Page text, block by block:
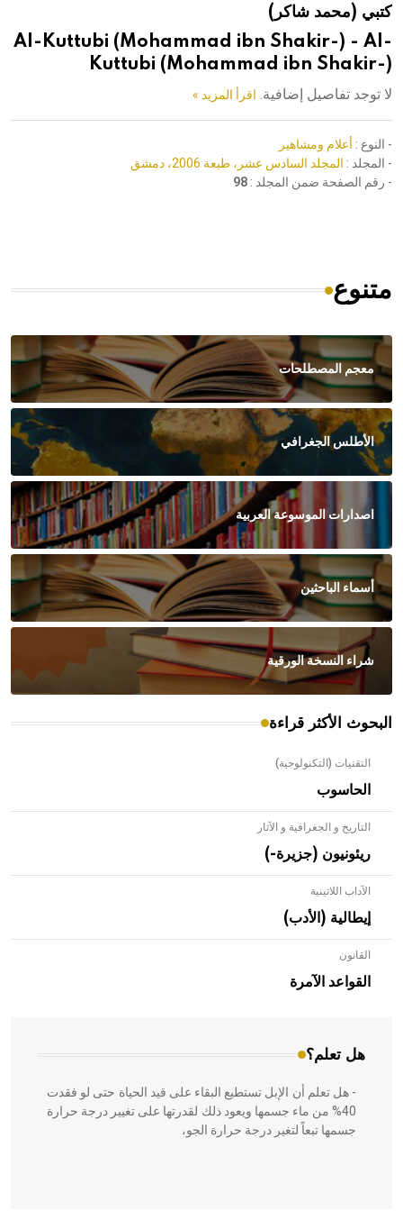
هيئة الموسوعة العربية تطلق موسوعات جديدة في عام 2026كتبي (محمد شاكر)
Al-Kuttubi (Mohammad ibn Shakir-) - Al-
Kuttubi (Mohammad ibn Shakir-)
لا توجد تفاصيل إضافية. اقرأ المزيد »
- النوع : أعلام ومشاهير
- المجلد : المجلد السادس عشر، طبعة 2006، دمشق
- رقم الصفحة ضمن المجلد : 98
متنوع
معجم المصطلحات
الأطلس الجغرافي
اصدارات الموسوعة العربية
أسماء الباحثين
شراء النسخة الورقية
البحوث الأكثر قراءة
التقنيات (التكنولوجية)
الحاسوب
التاريخ و الجغرافية و الآثار
ريئونيون (جزيرة-)
الآداب اللاتينية
إيطالية (الأدب)
القانون
القواعد الآمرة
هل تعلم؟
- هل تعلم أن الأبلق نوع من الفنون الهندسية التي ارتبطت
بالعمارة الإسلامية في بلاد الشام ومصر خاصة، حيث يحرص
المعمار على بناء مداميكه وخاصة في الواجهات
- هل تعلم أن الإبل تستطيع البقاء على قيد الحياة حتى لو فقدت
40% من ماء جسمها ويعود ذلك لقدرتها على تغيير درجة حرارة
جسمها تبعاً لتغير درجة حرارة الجو،